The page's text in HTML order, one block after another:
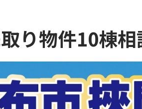
り物件10棟